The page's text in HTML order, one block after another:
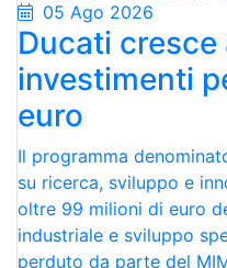
05 Ago 2026
Ducati cresce
investimenti
euro
Il programma
su ricerca, sviluppo e
oltre 99 milioni di euro
industriale e sviluppo
perduto da parte del